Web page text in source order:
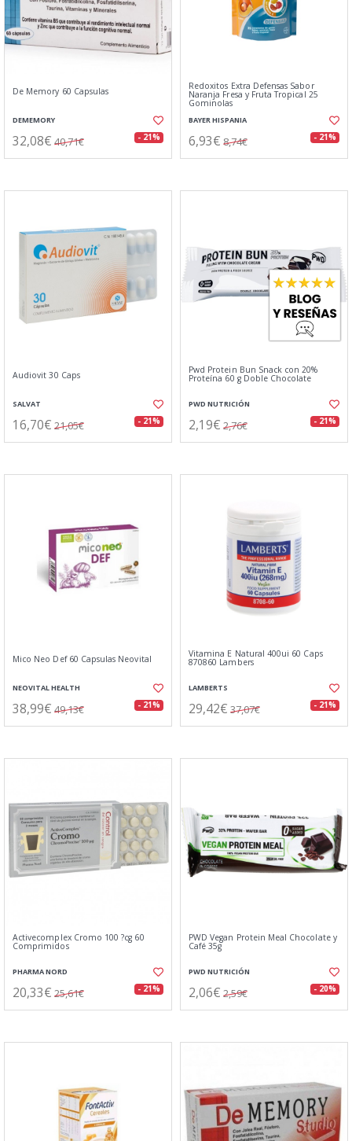
De Memory 60 Capsulas
DEMEMORY
32,08€ 40,71€ - 21%
Redoxitos Extra Defensas Sabor
Naranja Fresa y Fruta Tropical 25
Gominolas
BAYER HISPANIA
6,93€ 8,74€ - 21%
Audiovit 30 Caps
SALVAT
16,70€ 21,05€ - 21%
Pwd Protein Bun Snack con 20%
Proteína 60 g Doble Chocolate
PWD NUTRICIÓN
2,19€ 2,76€ - 21%
Mico Neo Def 60 Capsulas Neovital
NEOVITAL HEALTH
38,99€ 49,13€ - 21%
Vitamina E Natural 400ui 60 Caps
870860 Lambers
LAMBERTS
29,42€ 37,07€ - 21%
Activecomplex Cromo 100 ?cg 60
Comprimidos
PHARMA NORD
20,33€ 25,61€ - 21%
PWD Vegan Protein Meal Chocolate y
Café 35g
PWD NUTRICIÓN
2,06€ 2,59€ - 20%